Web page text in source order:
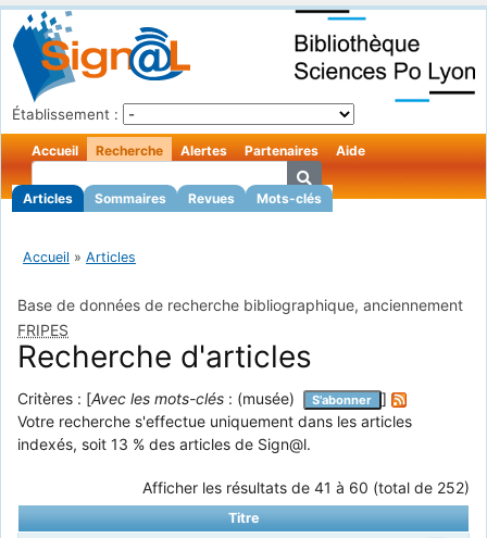
Établissement :
Accueil Recherche
Articles Sommaires Revues Mots-clés
Alertes Partenaires Aide
Accueil » Articles
Base de données de recherche bibliographique, anciennement
FRIPES
Recherche d'articles
Critères : [Avec les mots-clés : (musée) S'abonner
]
Votre recherche s'effectue uniquement dans les articles
indexés, soit 13 % des articles de Sign@l.
Afficher les résultats de 41 à 60 (total de 252)
Titre